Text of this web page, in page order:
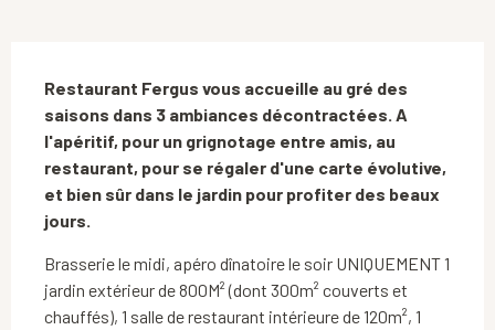
Restaurant Fergus vous accueille au gré des
saisons dans 3 ambiances décontractées. A
l'apéritif, pour un grignotage entre amis, au
restaurant, pour se régaler d'une carte évolutive,
et bien sûr dans le jardin pour profiter des beaux
jours.
Brasserie le midi, apéro dînatoire le soir UNIQUEMENT 1
jardin extérieur de 800M² (dont 300m² couverts et
chauffés), 1 salle de restaurant intérieure de 120m², 1